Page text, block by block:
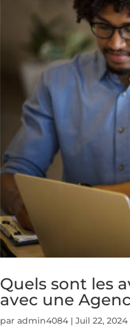
Quels sont les
avec une
paradmin4084 |Juil 22, 2024